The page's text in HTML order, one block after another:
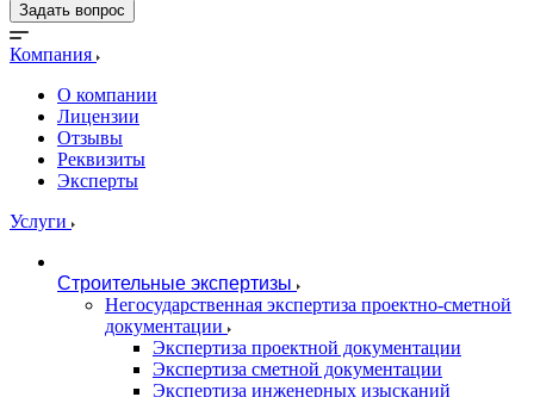
Задать вопрос
Компания
О компании
Лицензии
Отзывы
Реквизиты
Эксперты
Услуги
Строительные экспертизы
Негосударственная экспертиза проектно-сметной
документации
Экспертиза проектной документации
Экспертиза сметной документации
Экспертиза инженерных изысканий